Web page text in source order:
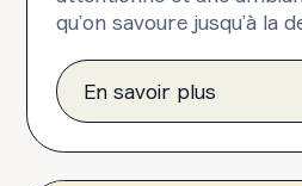
qu’on savoure jusqu’à la
En savoir plus